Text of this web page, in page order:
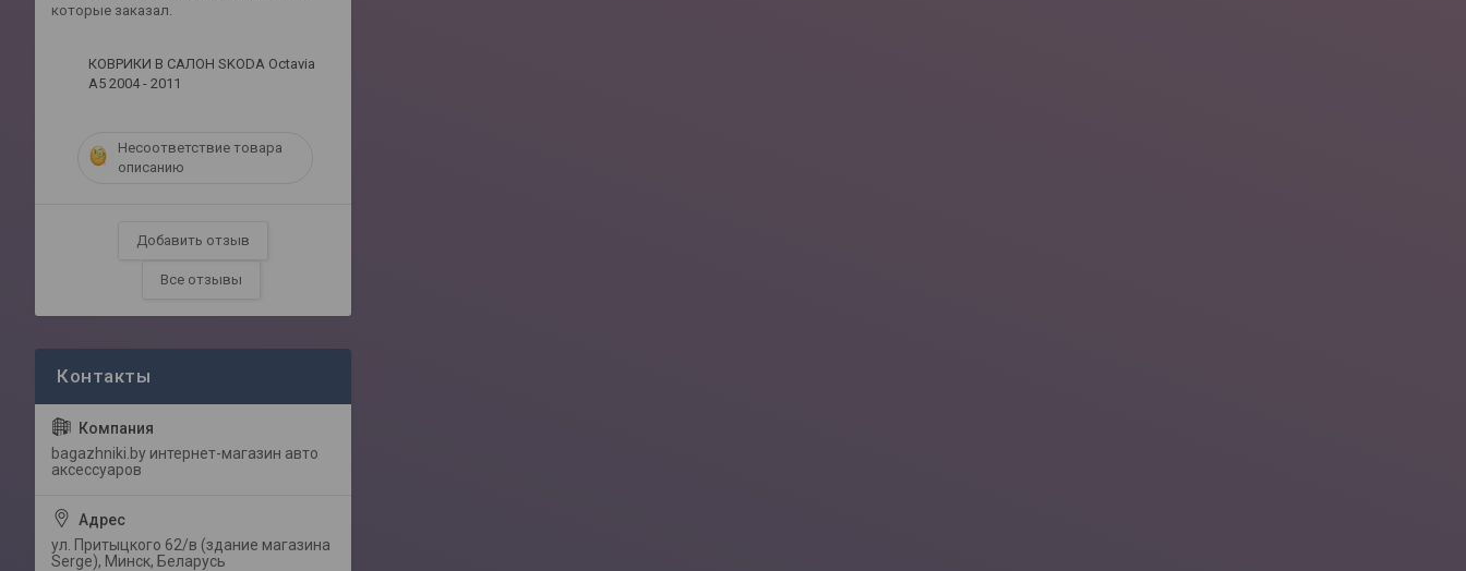
которые заказал.
КОВРИКИ В САЛОН SKODA Octavia
A5 2004 - 2011
Несоответствие товара
описанию
Добавить отзыв
Все отзывы
bagazhniki.by интернет-магазин авто
аксессуаров
ул. Притыцкого 62/в (здание магазина
Serge), Минск, Беларусь